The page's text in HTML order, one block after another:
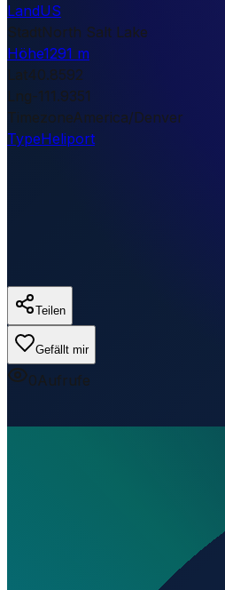
LandUS
StadtNorth Salt Lake
Höhe1291 m
Lat40.8592
Lng-111.9351
TimezoneAmerica/Denver
TypeHeliport
Teilen
Gefällt mir
0Aufrufe